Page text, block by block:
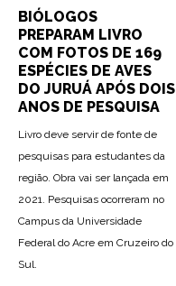
BIÓLOGOS
PREPARAM LIVRO
COM FOTOS DE 169
ESPÉCIES DE AVES
DO JURUÁ APÓS DOIS
ANOS DE PESQUISA
Livro deve servir de fonte de
pesquisas para estudantes da
região. Obra vai ser lançada em
2021. Pesquisas ocorreram no
Campus da Universidade
Federal do Acre em Cruzeiro do
Sul.